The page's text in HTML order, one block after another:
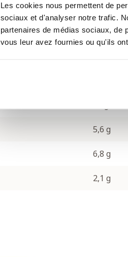
Les cookies nous permettent de
sociaux et d'analyser notre trafic.
partenaires de médias sociaux, de
vous leur avez fournies ou qu'ils
462 kcal
36 g
5,6 g
6,8 g
2,1 g